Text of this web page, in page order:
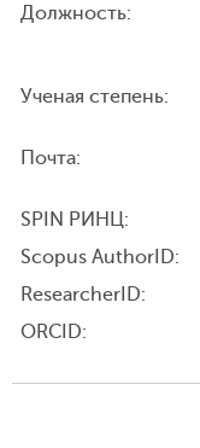
Должность:
Ученая степень:
Почта:
SPIN РИНЦ:
Scopus AuthorID:
ResearcherID:
ORCID: